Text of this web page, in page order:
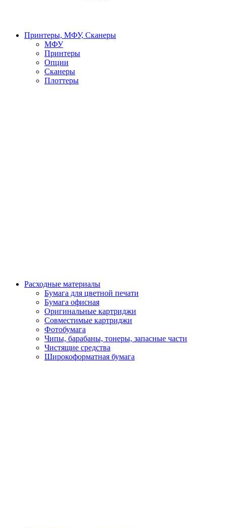
Принтеры, МФУ, Сканеры
МФУ
Принтеры
Опции
Сканеры
Плоттеры
Расходные материалы
Бумага для цветной печати
Бумага офисная
Оригинальные картриджи
Совместимые картриджи
Фотобумага
Чипы, барабаны, тонеры, запасные части
Чистящие средства
Широкоформатная бумага